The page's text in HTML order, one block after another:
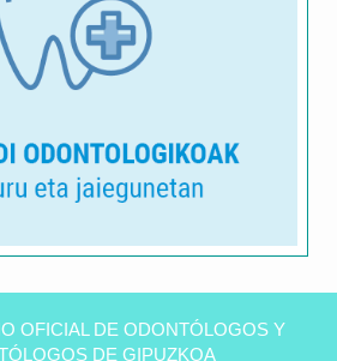
OFICIAL DE ODONTÓLOGOS Y
DE GIPUZKOA